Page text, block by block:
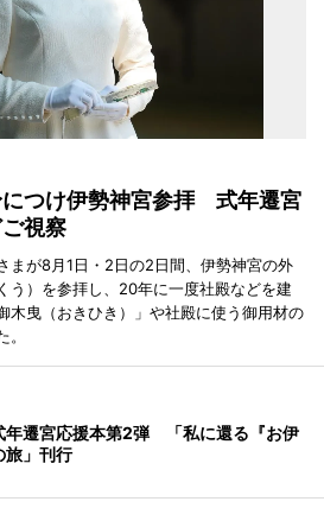
つけ伊勢神宮参拝 式年遷宮
視察
まが8月1日・2日の2日間、伊勢神宮の外
う）を参拝し、20年に一度社殿などを建
木曳（おきひき）」や社殿に使う御用材の
年遷宮応援本第2弾 「私に還る『お伊
旅」刊行